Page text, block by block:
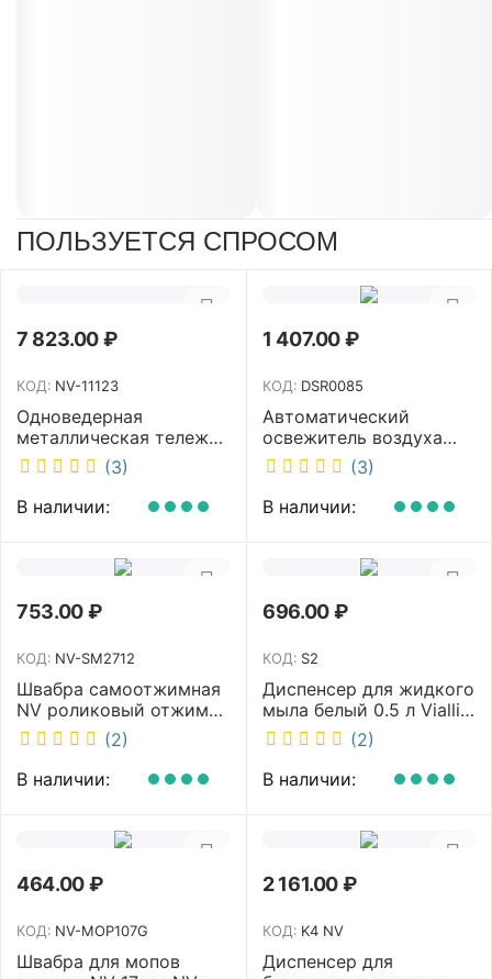
ПОЛЬЗУЕТСЯ СПРОСОМ
7 823.00₽
КОД: NV-11123
Одноведерная
металлическая тележка
с отжимом и корзинкой
под химию NV 23 л NV-
11123
(3)
В наличии:
1 407.00₽
КОД: DSR0085
Автоматический
освежитель воздуха
DISCOVER белый
DSR0085
(3)
В наличии:
753.00₽
КОД: NV-SM2712
Швабра самоотжимная
NV роликовый отжим
насадка PVA 27 см
телескопическая
рукоятка 70-125 см NV-
SM2712
(2)
В наличии:
696.00₽
КОД: S2
Диспенсер для жидкого
мыла белый 0.5 л Vialli
S2
(2)
В наличии:
464.00₽
КОД: NV-MOP107G
Швабра для мопов
2 161.00₽
КОД: K4 NV
Диспенсер для